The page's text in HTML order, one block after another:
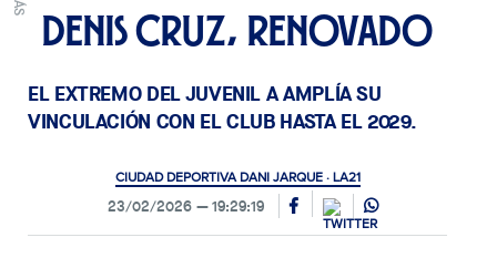
Denis Cruz, renovado
EL EXTREMO DEL JUVENIL A AMPLÍA SU
VINCULACIÓN CON EL CLUB HASTA EL 2029.
CIUDAD DEPORTIVA DANI JARQUE · LA21
23/02/2026 19:29:19